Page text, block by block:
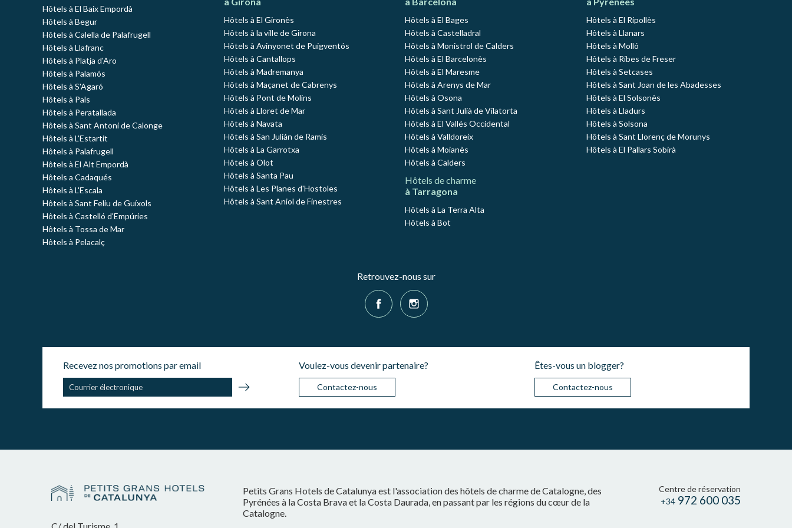
Hôtels à El Baix Empordà
Hôtels à Begur
Hôtels à Calella de Palafrugell
Hôtels à Llafranc
Hôtels à Platja d'Aro
Hôtels à Palamós
Hôtels à S'Agaró
Hôtels à Pals
Hôtels à Peratallada
Hôtels à Sant Antoni de Calonge
Hôtels à L'Estartit
Hôtels à Palafrugell
Hôtels à El Alt Empordà
Hôtels a Cadaqués
Hôtels à L'Escala
Hôtels à Sant Feliu de Guíxols
Hôtels à Castelló d'Empúries
Hôtels à Tossa de Mar
Hôtels à Pelacalç
Hôtels à El Gironès
Hôtels à la ville de Girona
Hôtels à Avinyonet de Puigventós
Hôtels à Cantallops
Hôtels à Madremanya
Hôtels à Maçanet de Cabrenys
Hôtels à Pont de Molins
Hôtels à Lloret de Mar
Hôtels à Navata
Hôtels à San Julián de Ramis
Hôtels à La Garrotxa
Hôtels à Olot
Hôtels à Santa Pau
Hôtels à Les Planes d'Hostoles
Hôtels à Sant Aniol de Finestres
Hôtels à El Bages
Hôtels à Castelladral
Hôtels à Monistrol de Calders
Hôtels à El Barcelonès
Hôtels à El Maresme
Hôtels à Arenys de Mar
Hôtels à Osona
Hôtels à Sant Julià de Vilatorta
Hôtels à El Vallés Occidental
Hôtels à Valldoreix
Hôtels à Moianès
Hôtels à Calders
Hôtels de charme
à Tarragona
Hôtels à La Terra Alta
Hôtels à Bot
Hôtels à El Ripollès
Hôtels à Llanars
Hôtels à Molló
Hôtels à Ribes de Freser
Hôtels à Setcases
Hôtels à Sant Joan de les Abadesses
Hôtels à El Solsonès
Hôtels à Lladurs
Hôtels à Solsona
Hôtels à Sant Llorenç de Morunys
Hôtels à El Pallars Sobirà
Retrouvez-nous sur
Recevez nos promotions par email Voulez-vous devenir partenaire?
Contactez-nous
Êtes-vous un blogger?
Contactez-nous
Petits Grans Hotels de Catalunya est l'association des hôtels de charme de Catalogne, des
Pyrénées à la Costa Brava et la Costa Daurada, en passant par les régions du cœur de la
Catalogne.
Centre de réservation
+34 972 600 035